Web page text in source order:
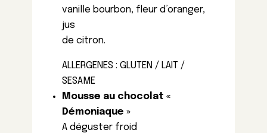
vanille bourbon, fleur d’oranger,
jus
de citron.
ALLERGENES : GLUTEN / LAIT /
SESAME
Mousse au chocolat «
Démoniaque »
A déguster froid